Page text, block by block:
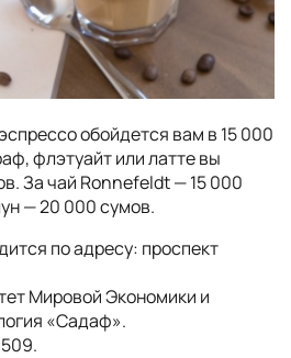
обойдется вам в 15 000
флэтуайт или латте вы
За чай Ronnefeldt — 15 000
— 20 000 сумов.
по адресу: проспект
Мировой Экономики и
«Садаф».